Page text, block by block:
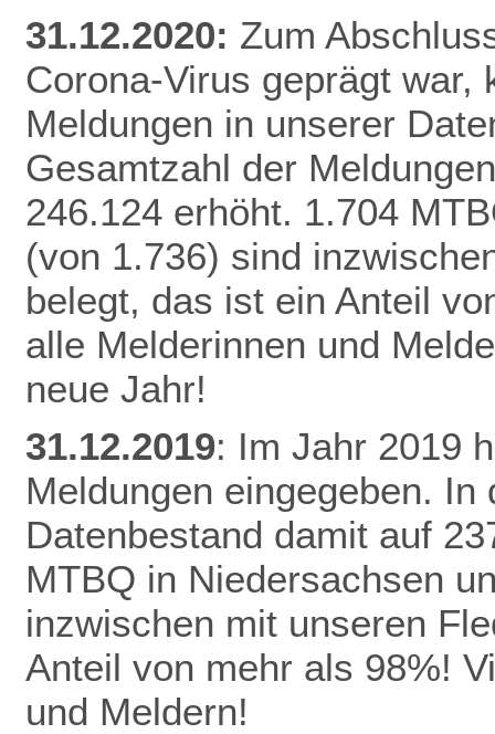
31.12.2020: Zum
Corona-Virus geprägt war,
Meldungen in unserer
Gesamtzahl der
246.124 erhöht. 1.704
(von 1.736) sind
belegt, das ist ein Anteil
alle Melderinnen und
neue Jahr!
31.12.2019: Im Jahr 2019
Meldungen eingegeben.
Datenbestand damit auf
MTBQ in Niedersachsen
inzwischen mit unseren
Anteil von mehr als 98%!
und Meldern!